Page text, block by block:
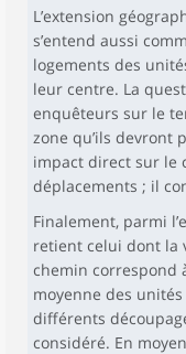
L’extension
s’entend aussi
logements des
leur centre. La
enquêteurs sur le
zone qu’ils devront
impact direct sur le
déplacements ; il
Finalement, parmi
retient celui dont la
chemin correspond
moyenne des
différents
considéré. En